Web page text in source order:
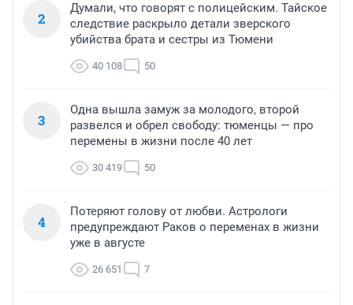
2
Думали, что говорят с полицейским. Тайское
следствие раскрыло детали зверского
убийства брата и сестры из Тюмени
40 108 50
3
Одна вышла замуж за молодого, второй
развелся и обрел свободу: тюменцы — про
перемены в жизни после 40 лет
30 419 50
4
Потеряют голову от любви. Астрологи
предупреждают Раков о переменах в жизни
уже в августе
26 651 7